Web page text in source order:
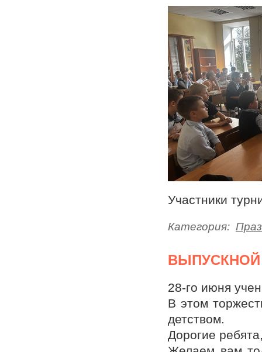
Участники
Категория:
ВЫПУСКНОЙ
28-го июня
В этом
детством.
Дорогие